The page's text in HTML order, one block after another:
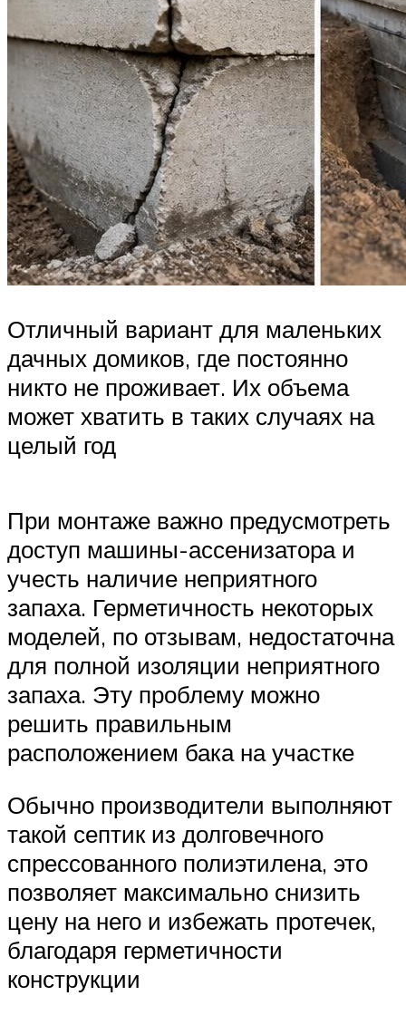
Отличный вариант для маленьких
дачных домиков, где постоянно
никто не проживает. Их объема
может хватить в таких случаях на
целый год
При монтаже важно предусмотреть
доступ машины-ассенизатора и
учесть наличие неприятного
запаха. Герметичность некоторых
моделей, по отзывам, недостаточна
для полной изоляции неприятного
запаха. Эту проблему можно
решить правильным
расположением бака на участке
Обычно производители выполняют
такой септик из долговечного
спрессованного полиэтилена, это
позволяет максимально снизить
цену на него и избежать протечек,
благодаря герметичности
конструкции